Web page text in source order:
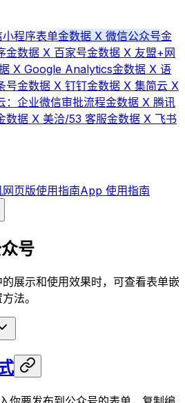
程序表单金数据 X 微信公众号金
金数据 X 百家号金数据 X 友盟+网
X Google Analytics金数据 X 语
号金数据 X 钉钉金数据 X 集简云 X
：企业微信审批流程金数据 X 腾讯
数据 X 美洽/53 客服金数据 X 飞书
页版使用指南App 使用指南
号
展示和使用效果时，可查看表单嵌
法。